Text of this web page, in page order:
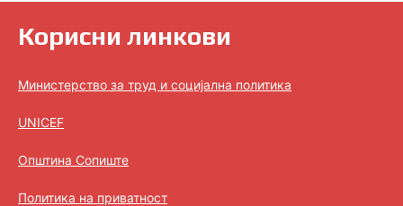
Корисни линкови
Министерство за труд и социјална политика
UNICEF
Општина Сопиште
Политика на приватност